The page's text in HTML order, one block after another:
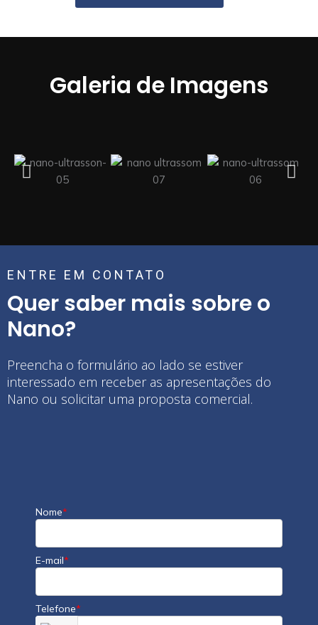
Galeria de Imagens
ENTRE EM CONTATO
Quer saber mais sobre o
Nano?
Preencha o formulário ao lado se estiver
interessado em receber as apresentações do
Nano ou solicitar uma proposta comercial.
Nome*
E-mail*
Telefone*